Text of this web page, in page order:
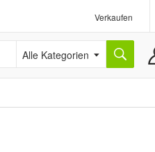
Verkaufen
Alle Kategorien